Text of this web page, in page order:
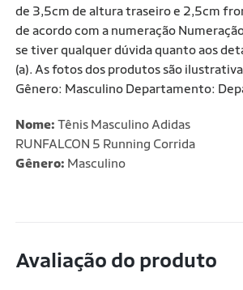
de 3,5cm de altura traseiro e 2,5cm
de acordo com a numeração
se tiver qualquer dúvida quanto aos
(a). As fotos dos produtos são
Gênero: Masculino Departamento:
Nome: Tênis Masculino Adidas
RUNFALCON 5 Running Corrida
Gênero: Masculino
Avaliação do produto